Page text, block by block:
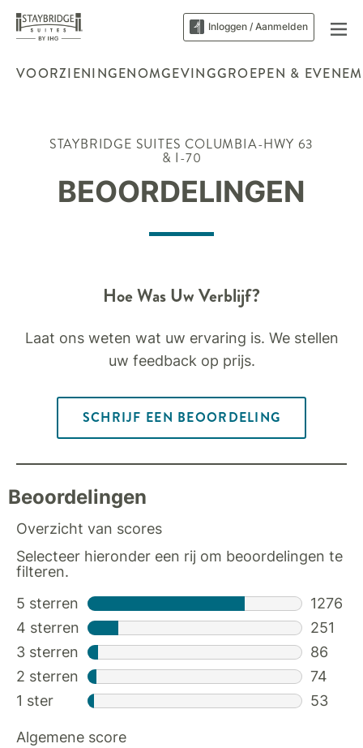
Inloggen / Aanmelden
VOORZIENINGENOMGEVINGGROEPEN &
STAYBRIDGE SUITES COLUMBIA-HWY 63
& I-70
BEOORDELINGEN
Hoe Was Uw Verblijf?
Laat ons weten wat uw ervaring is. We stellen
uw feedback op prijs.
SCHRIJF EEN BEOORDELING